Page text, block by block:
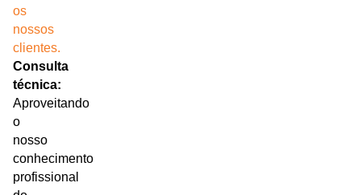
os
nossos
clientes.
Consulta
técnica:
Aproveitando
o
nosso
conhecimento
profissional